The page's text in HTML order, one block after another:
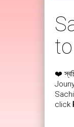
❤️
click